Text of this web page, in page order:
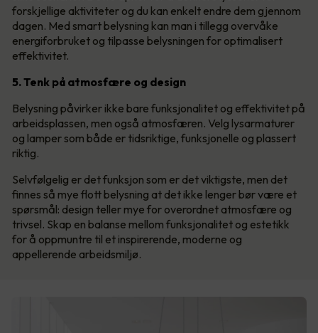
forskjellige aktiviteter og du kan enkelt endre dem gjennom
dagen. Med smart belysning kan man i tillegg overvåke
energiforbruket og tilpasse belysningen for optimalisert
effektivitet.
5. Tenk på atmosfære og design
Belysning påvirker ikke bare funksjonalitet og effektivitet på
arbeidsplassen, men også atmosfæren. Velg lysarmaturer
og lamper som både er tidsriktige, funksjonelle og plassert
riktig.
Selvfølgelig er det funksjon som er det viktigste, men det
finnes så mye flott belysning at det ikke lenger bør være et
spørsmål: design teller mye for overordnet atmosfære og
trivsel. Skap en balanse mellom funksjonalitet og estetikk
for å oppmuntre til et inspirerende, moderne og
appellerende arbeidsmiljø.